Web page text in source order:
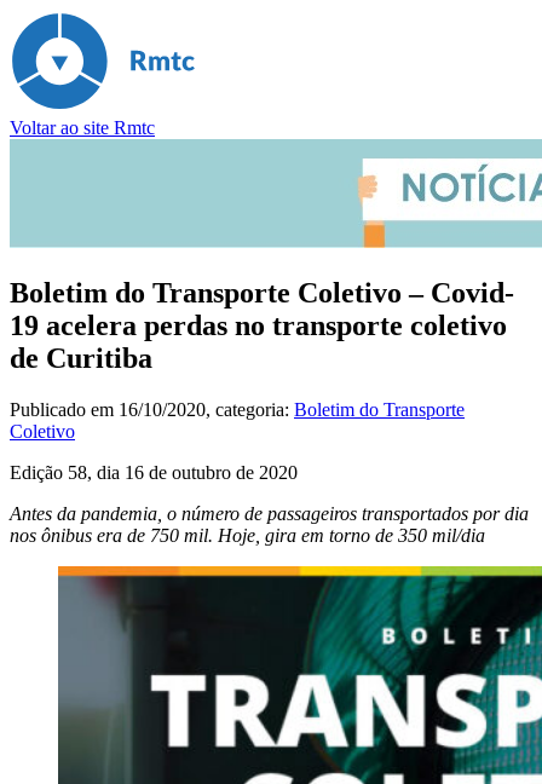
Voltar ao site Rmtc
Boletim do Transporte Coletivo – Covid-
19 acelera perdas no transporte coletivo
de Curitiba
Publicado em 16/10/2020, categoria: Boletim do Transporte
Coletivo
Edição 58, dia 16 de outubro de 2020
Antes da pandemia, o número de passageiros transportados por dia
nos ônibus era de 750 mil. Hoje, gira em torno de 350 mil/dia